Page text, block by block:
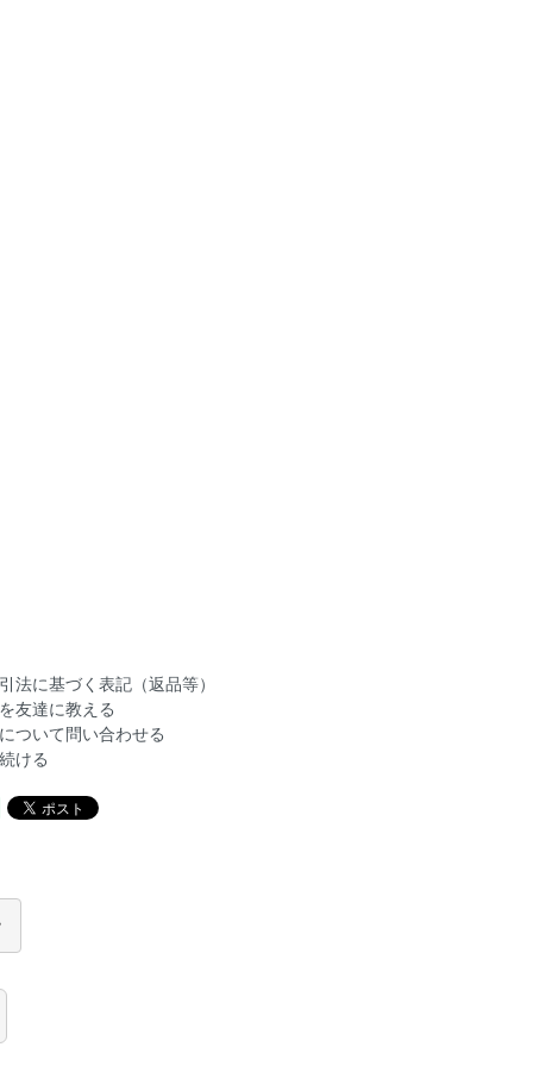
法に基づく表記（返品等）
友達に教える
ついて問い合わせる
ける